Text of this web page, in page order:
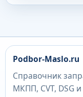
Podbor-Maslo.ru
Справочник
МКПП, CVT, DSG